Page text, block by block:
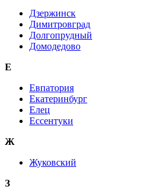
Дзержинск
Димитровград
Долгопрудный
Домодедово
Е
Евпатория
Екатеринбург
Елец
Ессентуки
Ж
Жуковский
З